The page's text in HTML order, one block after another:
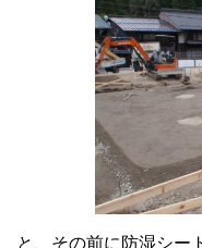
と、その前に防湿シー